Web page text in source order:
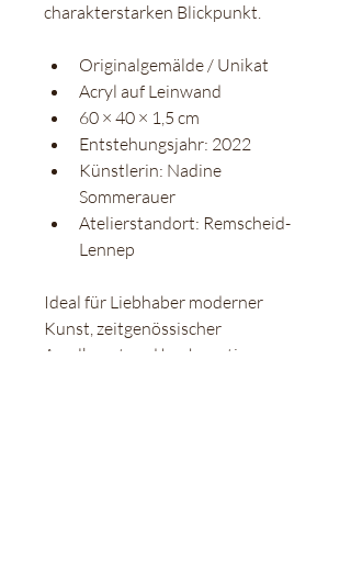
charakterstarken Blickpunkt.
Originalgemälde / Unikat
Acryl auf Leinwand
60 × 40 × 1,5 cm
Entstehungsjahr: 2022
Künstlerin: Nadine
Sommerauer
Atelierstandort: Remscheid-
Lennep
Ideal für Liebhaber moderner
Kunst, zeitgenössischer
Acrylkunst und hochwertige